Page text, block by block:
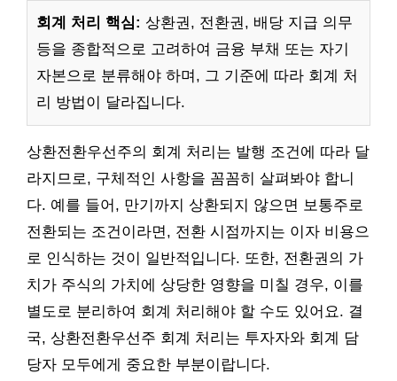
회계 처리 핵심: 상환권, 전환권, 배당 지급 의무
등을 종합적으로 고려하여 금융 부채 또는 자기
자본으로 분류해야 하며, 그 기준에 따라 회계 처
리 방법이 달라집니다.
상환전환우선주의 회계 처리는 발행 조건에 따라 달
라지므로, 구체적인 사항을 꼼꼼히 살펴봐야 합니
다. 예를 들어, 만기까지 상환되지 않으면 보통주로
전환되는 조건이라면, 전환 시점까지는 이자 비용으
로 인식하는 것이 일반적입니다. 또한, 전환권의 가
치가 주식의 가치에 상당한 영향을 미칠 경우, 이를
별도로 분리하여 회계 처리해야 할 수도 있어요. 결
국, 상환전환우선주 회계 처리는 투자자와 회계 담
당자 모두에게 중요한 부분이랍니다.